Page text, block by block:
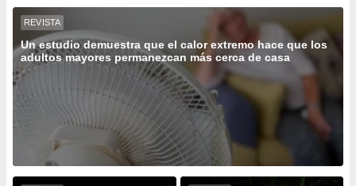
y
forma
digital
basada
seguir
contenido
REVISTA
Un estudio demuestra que el calor extremo hace que los
adultos mayores permanezcan más cerca de casa